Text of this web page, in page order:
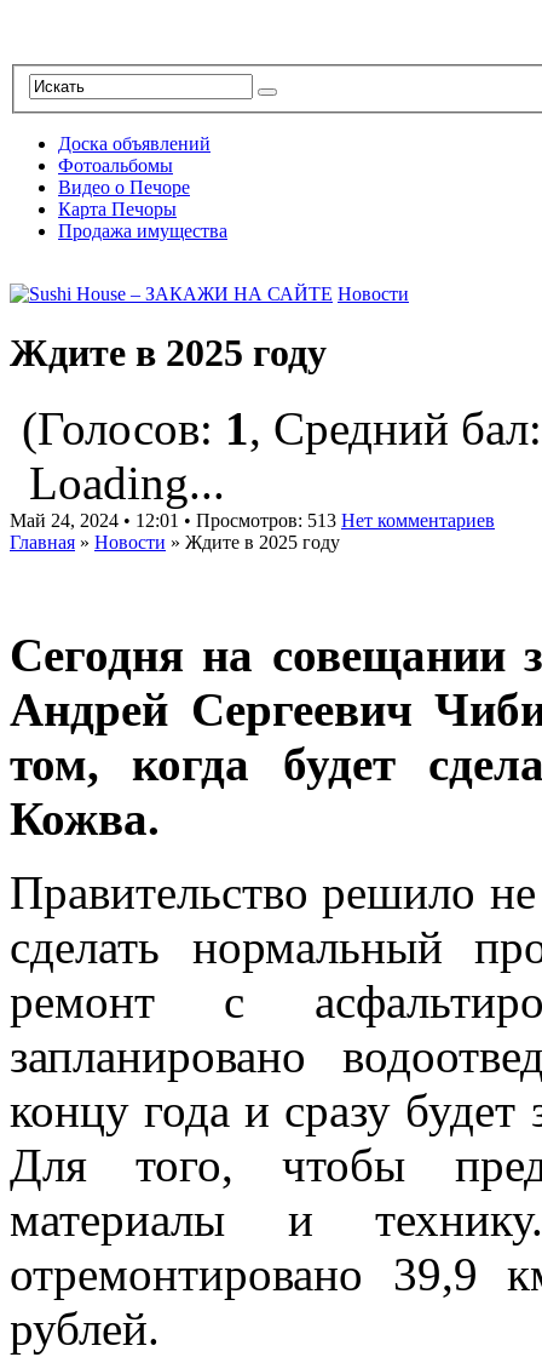
Доска объявлений
Фотоальбомы
Видео о Печоре
Карта Печоры
Продажа имущества
Новости
Ждите в 2025 году
(Голосов: 1, Средний
Loading...
Май 24, 2024 • 12:01 • Просмотров: 513 Нет комментариев
Главная » Новости » Ждите в 2025 году
Сегодня на совещании
Андрей Сергеевич
том, когда будет
Кожва.
Правительство решило
сделать нормальный
ремонт с
запланировано
концу года и сразу
Для того, чтобы
материалы и
отремонтировано
рублей.